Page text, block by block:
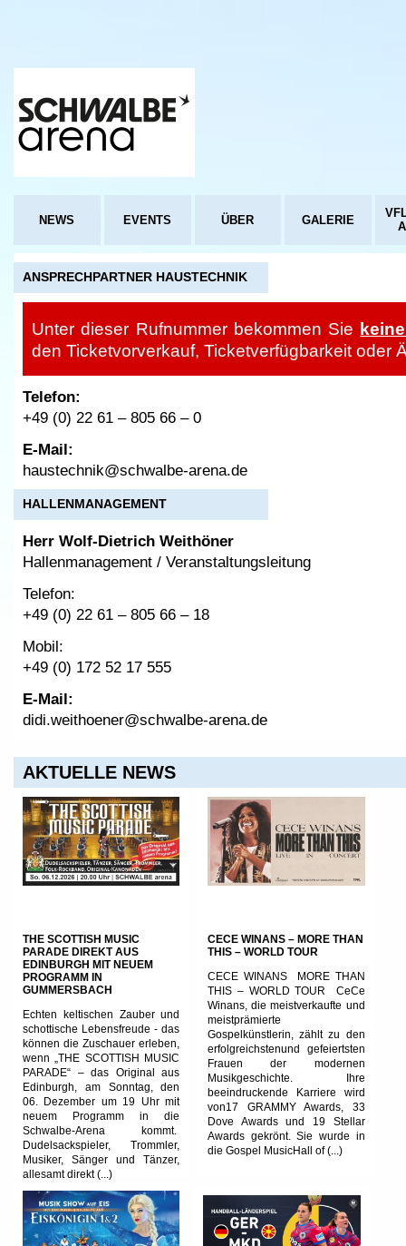
NEWS EVENTS ÜBER GALERIE
ANSPRECHPARTNER HAUSTECHNIK
Unter dieser Rufnummer bekommen Sie
den Ticketvorverkauf, Ticketverfügbarkeit oder
Telefon:
+49 (0) 22 61 – 805 66 – 0
E-Mail:
haustechnik@schwalbe-arena.de
HALLENMANAGEMENT
Herr Wolf-Dietrich Weithöner
Hallenmanagement / Veranstaltungsleitung
Telefon:
+49 (0) 22 61 – 805 66 – 18
Mobil:
+49 (0) 172 52 17 555
E-Mail:
didi.weithoener@schwalbe-arena.de
AKTUELLE NEWS
THE SCOTTISH MUSIC
PARADE DIREKT AUS
EDINBURGH MIT NEUEM
PROGRAMM IN
GUMMERSBACH
Echten keltischen Zauber und
schottische Lebensfreude - das
können die Zuschauer erleben,
wenn „THE SCOTTISH MUSIC
PARADE“ – das Original aus
Edinburgh, am Sonntag, den
06. Dezember um 19 Uhr mit
neuem Programm in die
Schwalbe-Arena kommt.
Dudelsackspieler, Trommler,
Musiker, Sänger und Tänzer,
allesamt direkt (...)
CECE WINANS – MORE THAN
THIS – WORLD TOUR
CECE WINANS MORE THAN
THIS – WORLD TOUR CeCe
Winans, die meistverkaufte und
meistprämierte
Gospelkünstlerin, zählt zu den
erfolgreichstenund gefeiertsten
Frauen der modernen
Musikgeschichte. Ihre
beeindruckende Karriere wird
von17 GRAMMY Awards, 33
Dove Awards und 19 Stellar
Awards gekrönt. Sie wurde in
die Gospel MusicHall of (...)